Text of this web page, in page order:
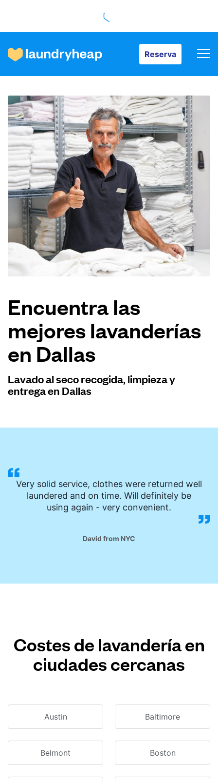
Reserva
Cómo funciona
Precios y servicios
Quiénes somos
Para las empresas
Iniciar sesión
Descarga nuestra app
Síguenos en
United States ES
Encuentra las
mejores lavanderías
en Dallas
Lavado al seco recogida, limpieza y
entrega en Dallas
Very solid service, clothes were returned well
laundered and on time. Will definitely be
using again - very convenient.
David from NYC
Costes de lavandería en
ciudades cercanas
Austin Baltimore
Belmont Boston